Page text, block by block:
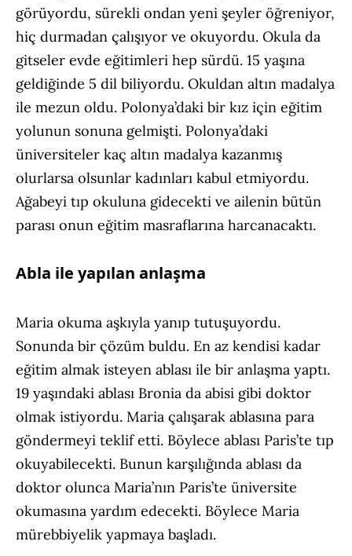
görüyordu, sürekli ondan yeni şeyler öğreniyor,
hiç durmadan çalışıyor ve okuyordu. Okula da
gitseler evde eğitimleri hep sürdü. 15 yaşına
geldiğinde 5 dil biliyordu. Okuldan altın madalya
ile mezun oldu. Polonya’daki bir kız için eğitim
yolunun sonuna gelmişti. Polonya’daki
üniversiteler kaç altın madalya kazanmış
olurlarsa olsunlar kadınları kabul etmiyordu.
Ağabeyi tıp okuluna gidecekti ve ailenin bütün
parası onun eğitim masraflarına harcanacaktı.
Abla ile yapılan anlaşma
Maria okuma aşkıyla yanıp tutuşuyordu.
Sonunda bir çözüm buldu. En az kendisi kadar
eğitim almak isteyen ablası ile bir anlaşma yaptı.
19 yaşındaki ablası Bronia da abisi gibi doktor
olmak istiyordu. Maria çalışarak ablasına para
göndermeyi teklif etti. Böylece ablası Paris’te tıp
okuyabilecekti. Bunun karşılığında ablası da
doktor olunca Maria’nın Paris’te üniversite
okumasına yardım edecekti. Böylece Maria
mürebbiyelik yapmaya başladı.